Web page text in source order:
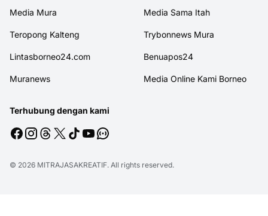
Media Mura Media Sama Itah
Teropong Kalteng Trybonnews Mura
Lintasborneo24.com Benuapos24
Muranews Media Online Kami Borneo
Terhubung dengan kami
© 2026 MITRAJASAKREATIF. All rights reserved.